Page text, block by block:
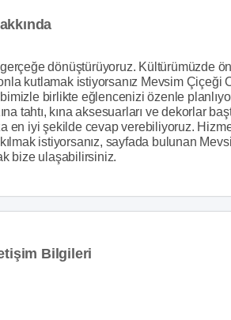
dönüştürüyoruz. Kültürümüzde
kutlamak istiyorsanız Mevsim Çiçeği
birlikte eğlencenizi özenle
tahtı, kına aksesuarları ve dekorlar
en iyi şekilde cevap verebiliyoruz.
istiyorsanız, sayfada bulunan
bize ulaşabilirsiniz.
Bilgileri